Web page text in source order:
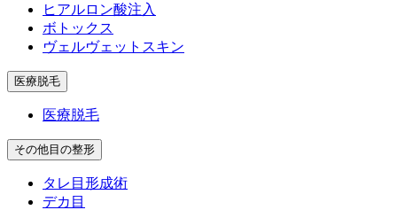
ヒアルロン酸注入
ボトックス
ヴェルヴェットスキン
医療脱毛
医療脱毛
その他目の整形
タレ目形成術
デカ目